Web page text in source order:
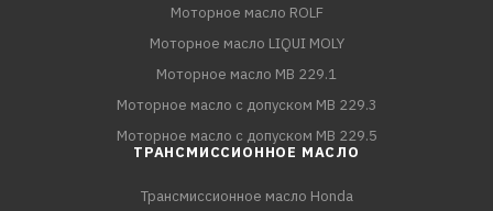
Моторное масло ROLF
Моторное масло LIQUI MOLY
Моторное масло MB 229.1
Моторное масло с допуском MB 229.3
Моторное масло с допуском MB 229.5
ТРАНСМИССИОННОЕ МАСЛО
Трансмиссионное масло Honda